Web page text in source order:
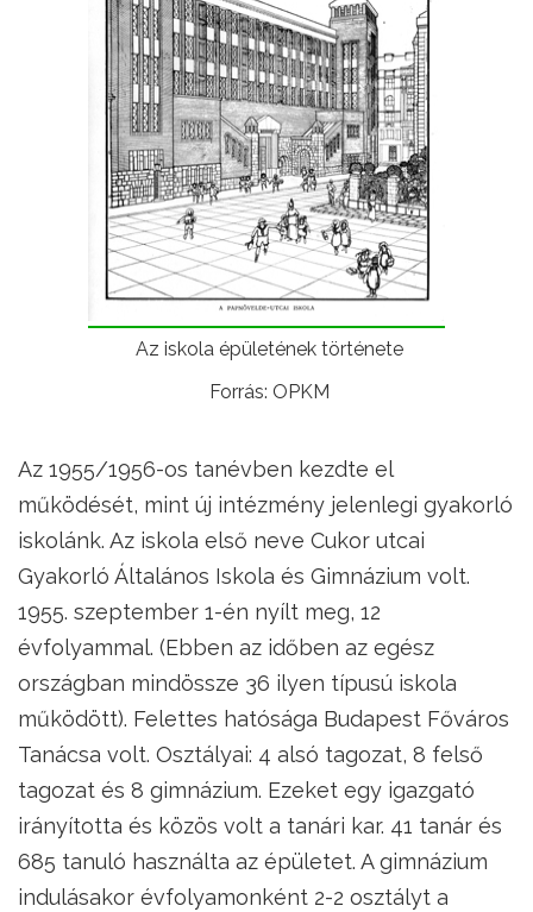
Az iskola épületének története
Forrás: OPKM
Az 1955/1956-os tanévben kezdte el
működését, mint új intézmény jelenlegi gyakorló
iskolánk. Az iskola első neve Cukor utcai
Gyakorló Általános Iskola és Gimnázium volt.
1955. szeptember 1-én nyílt meg, 12
évfolyammal. (Ebben az időben az egész
országban mindössze 36 ilyen típusú iskola
működött). Felettes hatósága Budapest Főváros
Tanácsa volt. Osztályai: 4 alsó tagozat, 8 felső
tagozat és 8 gimnázium. Ezeket egy igazgató
irányította és közös volt a tanári kar. 41 tanár és
685 tanuló használta az épületet. A gimnázium
indulásakor évfolyamonként 2-2 osztályt a